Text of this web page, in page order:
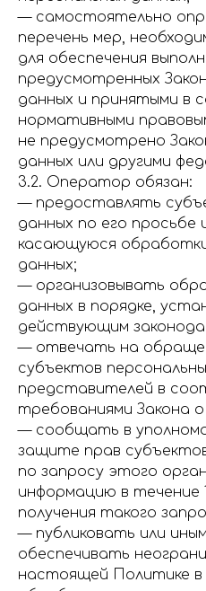
— самостоятельно
перечень мер,
для обеспечения
предусмотренных
данных и принятыми в
нормативными
не предусмотрено
данных или другими
3.2. Оператор обязан:
— предоставлять
данных по его просьбе
касающуюся
данных;
— организовывать
данных в порядке,
действующим
— отвечать на
субъектов
представителей в
требованиями Закона
— сообщать в
защите прав
по запросу этого
информацию в течение
получения такого
— публиковать или
обеспечивать
настоящей Политике